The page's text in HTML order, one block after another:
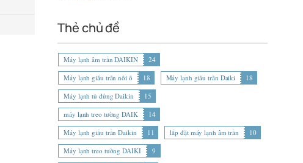
Thẻ chủ đề
Máy lạnh âm trần DAIKIN
24
Máy lạnh giấu trần nối ố
18 Máy lạnh giấu trần Daiki
18
Máy lạnh tủ đứng Daikin
15
máy lạnh treo tường DAIK
14
Máy lạnh giấu trần Daikin
11 lắp đặt máy lạnh âm trần
10
Máy lạnh treo tường DAIKI
9